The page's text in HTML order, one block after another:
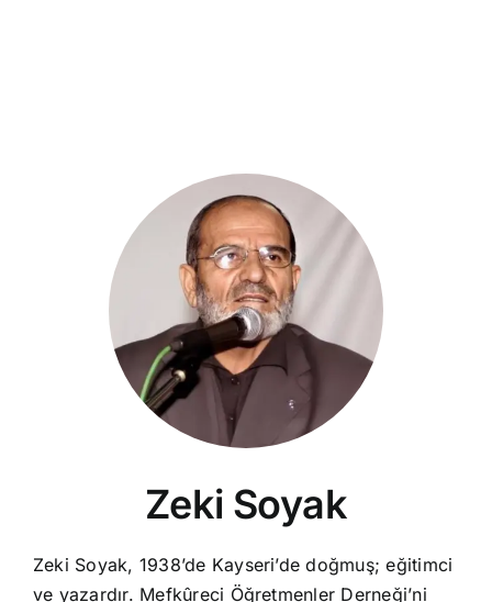
Zeki Soyak
Zeki Soyak, 1938’de Kayseri’de doğmuş; eğitimci
ve yazardır. Mefkûreci Öğretmenler Derneği’ni